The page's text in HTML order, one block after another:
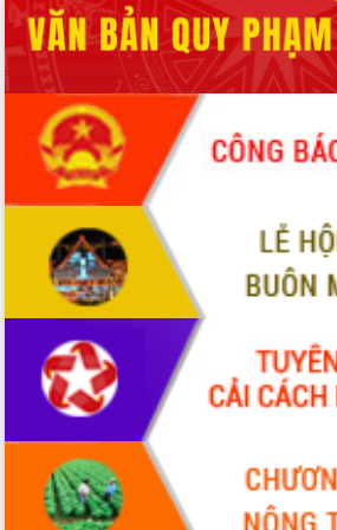
ứng để giữ vững thị trường xuất khẩu
Diễn đàn Kinh tế tư nhân Việt Nam đột
phá cơ chế - Hợp tác công tư
Đề án 06 tạo bước ngoặt đột phá trong
cải cách hành chính tỉnh Đắk Lắk
Kết nối tour, đẩy mạnh chuyển đổi số
để phát triển du lịch Đắk Lắk
Khởi động Dự án Đầu tư xây dựng hạ
tầng kỹ thuật Cụm công nghiệp Tân
Gặp mặt các cơ quan báo chí nhân Kỷ
niệm 101 năm Ngày Báo chí Cách
mạng Việt Nam
Đắk Lắk sơ kết 4 năm triển khai thực
hiện Đề án 06 của Chính phủ
Họp báo thông tin về Hội nghị Công bố
Quy hoạch và Xúc tiến đầu tư tỉnh Đắk
Lắk
Khơi thông điểm nghẽn, đẩy nhanh
giải ngân vốn khắc phục thiên tai